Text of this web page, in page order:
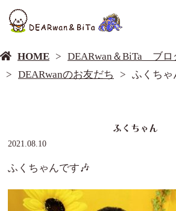
HOME
DEARwan＆BiTa ブロ
DEARwanのお友だち
ふくちゃ
ふくちゃん
2021.08.10
ふくちゃんです🎶